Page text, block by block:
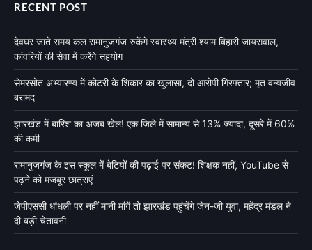
RECENT POST
देवघर जाते समय कल रामानुजगंज रुकेंगे स्वास्थ्य मंत्री श्याम बिहारी जायसवाल,
कांवरियों की सेवा में करेंगे सहयोग
सेमरसोत अभ्यारण्य में कोटरी के शिकार का खुलासा, दो आरोपी गिरफ्तार; मृत वन्यजीव
बरामद
झारखंड में बारिश का अजब खेल! एक जिले में सामान्य से 13% ज्यादा, दूसरे में 60%
की कमी
रामानुजगंज के इस स्कूल में बेटियों की पढ़ाई पर संकट! शिक्षक नहीं, YouTube से
पढ़ने को मजबूर छात्राएं
जेपीएससी धांधली पर नहीं मानी मांगें तो झारखंड पहुंचेंगे जेन-जी युवा, महेंद्र मंडल ने
दी बड़ी चेतावनी